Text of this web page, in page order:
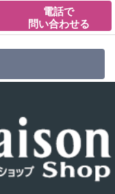
電話で
問い合わせる